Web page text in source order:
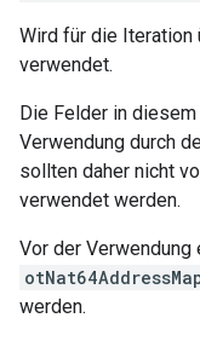
Wird für die Iteration
verwendet.
Die Felder in
Verwendung durch
sollten daher nicht
verwendet werden.
Vor der
werden.